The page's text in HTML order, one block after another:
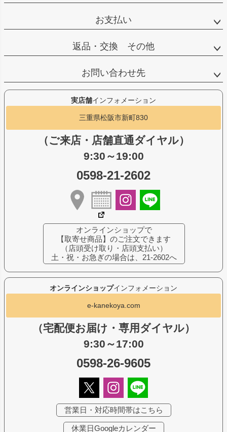
お支払い
返品・交換 その他
お問い合わせ先
オンラインショップインフォメーション
e-kanekoya.com
（宅配便お届け・専用ダイヤル）
9:30～17:00
0598-26-9605
営業日・対応時間帯はこちら
休業日Googleカレンダー
実店舗インフォメーション
三重県松阪市新町830
（ご来店・店舗直通ダイヤル）
9:30～19:00
0598-21-2602
オンラインショップで
【取寄せ商品】のご注文できます
（店頭受け取り・店頭支払い）
土・祝・お急ぎの場合は、21-2602へ